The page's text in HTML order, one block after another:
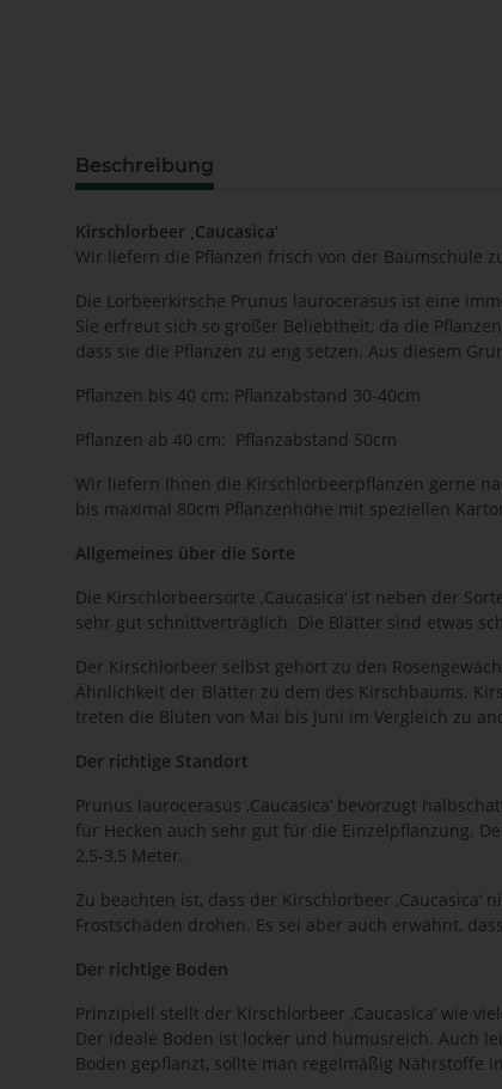
Beschreibung
Kirschlorbeer ‚Caucasica‘
Wir liefern die Pflanzen frisch von der Baumschule
Die Lorbeerkirsche Prunus laurocerasus ist eine
Sie erfreut sich so großer Beliebtheit, da die
dass sie die Pflanzen zu eng setzen. Aus diesem
Pflanzen bis 40 cm: Pflanzabstand 30-40cm
Pflanzen ab 40 cm: Pflanzabstand 50cm
Wir liefern Ihnen die Kirschlorbeerpflanzen gerne
bis maximal 80cm Pflanzenhöhe mit speziellen
Allgemeines über die Sorte
Die Kirschlorbeersorte ‚Caucasica‘ ist neben der
sehr gut schnittverträglich. Die Blätter sind etwas
Der Kirschlorbeer selbst gehört zu den
Ähnlichkeit der Blätter zu dem des Kirschbaums.
treten die Blüten von Mai bis Juni im Vergleich zu
Der richtige Standort
Prunus laurocerasus ‚Caucasica‘ bevorzugt
für Hecken auch sehr gut für die Einzelpflanzung.
2,5-3,5 Meter.
Zu beachten ist, dass der Kirschlorbeer
Frostschäden drohen. Es sei aber auch erwähnt,
Der richtige Boden
Prinzipiell stellt der Kirschlorbeer ‚Caucasica‘ wie
Der ideale Boden ist locker und humusreich. Auch
Boden gepflanzt, sollte man regelmäßig Nährstoffe